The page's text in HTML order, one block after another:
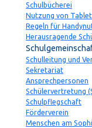
Schulbücherei
Nutzung von
Regeln für
Herausragende
Schulleitung und
Sekretariat
Ansprechpersonen
Schülervertretung
Schulpflegschaft
Förderverein
Menschen am